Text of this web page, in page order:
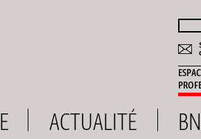
ACTUALITÉ